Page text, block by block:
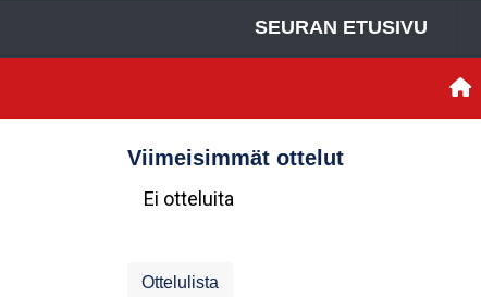
SEURAN ETUSIVU
Viimeisimmät ottelut
Ei otteluita
Ottelulista